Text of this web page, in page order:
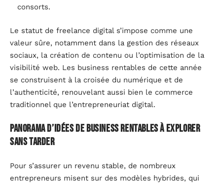
consorts.
Le statut de freelance digital s’impose comme une
valeur sûre, notamment dans la gestion des réseaux
sociaux, la création de contenu ou l’optimisation de la
visibilité web. Les business rentables de cette année
se construisent à la croisée du numérique et de
l’authenticité, renouvelant aussi bien le commerce
traditionnel que l’entrepreneuriat digital.
Panorama d’idées de business rentables à explorer
sans tarder
Pour s’assurer un revenu stable, de nombreux
entrepreneurs misent sur des modèles hybrides, qui